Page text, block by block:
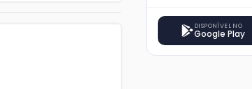
DISPONÍVEL NO
Google Play